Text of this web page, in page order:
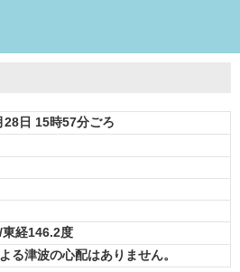
28日 15時57分ごろ
経146.2度
る津波の心配はありません。